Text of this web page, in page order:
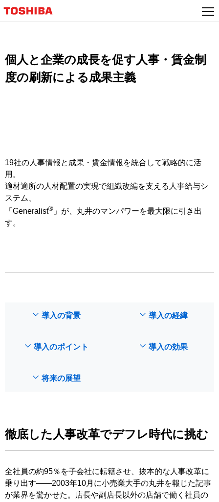
ン
プ
個人と企業の成長を促す人事・賃金制
度の刷新による成果主義
19社の人事情報と成果・賃金情報を統合して戦略的に活
用。
適材適所の人材配置の実現で組織改編を支える人事給与シ
ステム、
「Generalist® 」が、丸井のマンパワーを最大限に引き出
す。
導入の背景 導入の経緯
導入のポイント 導入の効果
将来の展望
徹底した人事改革でデフレ時代に挑む
全社員の約95％を子会社に転籍させ、抜本的な人事改革に
乗り出す――2003年10月に小売業大手の丸井を報じた記事
が業界を驚かせた。店長や副店長以外の店舗で働く社員の